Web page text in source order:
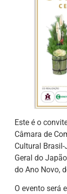
Este é o
Câmara de
Cultural
Geral do
do Ano Novo,
O evento será